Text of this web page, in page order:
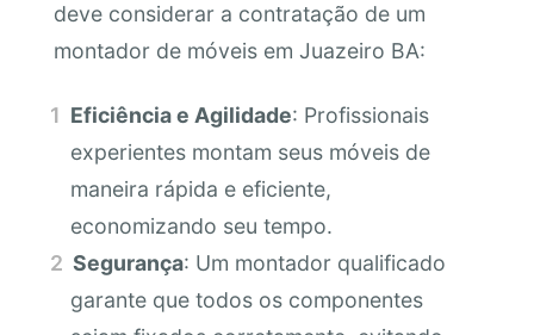
deve considerar a contratação de um
montador de móveis em Juazeiro BA:
Eficiência e Agilidade: Profissionais
experientes montam seus móveis de
maneira rápida e eficiente,
economizando seu tempo.
Segurança: Um montador qualificado
garante que todos os componentes